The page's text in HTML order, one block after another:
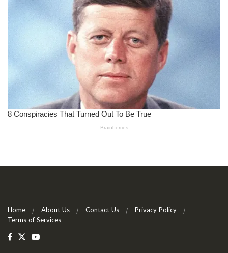
Home About Us Contact Us
Privacy Policy
Terms of Services